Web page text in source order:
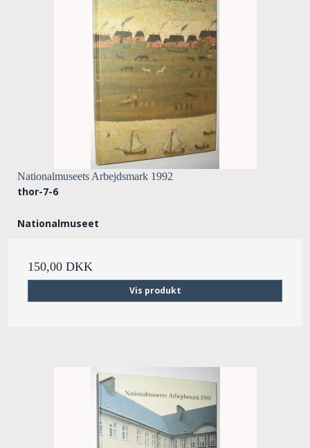
Nationalmuseets Arbejdsmark 1992
thor-7-6
Nationalmuseet
150,00 DKK
Vis produkt